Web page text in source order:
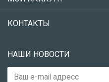
КОНТАКТЫ
НАШИ НОВОСТИ